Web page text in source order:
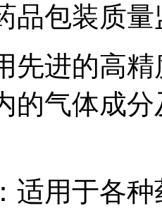
品包装质
先进的高
的气体成
适用于各